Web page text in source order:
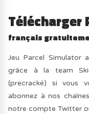
Télécharger
français
Jeu Parcel Simulator
grâce à la team
(precracké) si vous
abonnez à nos
notre compte Twitter